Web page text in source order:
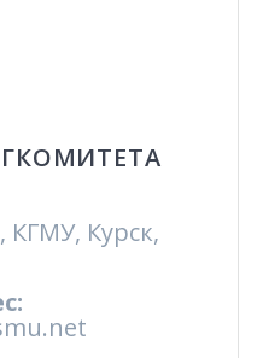
КГМУ, Курск,